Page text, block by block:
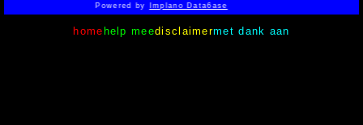
Powered by Implano Data6ase
homehelp meedisclaimermet dank aan